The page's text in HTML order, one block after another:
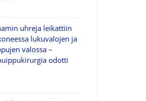
uhreja leikattiin
lukuvalojen ja
valossa –
odotti